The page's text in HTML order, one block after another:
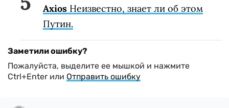
Axios Неизвестно, знает ли об этом
Путин.
Заметили ошибку?
Пожалуйста, выделите ее мышкой и нажмите
Ctrl+Enter или Отправить ошибку